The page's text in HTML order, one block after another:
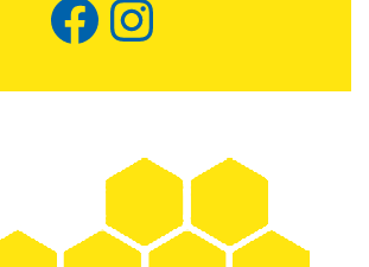
Facebook
Instagram